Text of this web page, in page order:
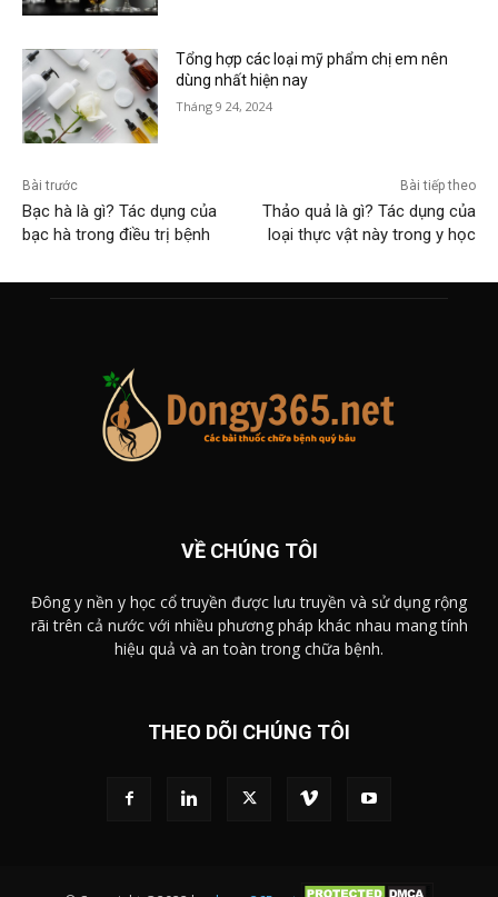
Tổng hợp các loại mỹ phẩm chị em nên
dùng nhất hiện nay
Tháng 9 24, 2024
Bài trước
Bạc hà là gì? Tác dụng của
bạc hà trong điều trị bệnh
Bài tiếp theo
Thảo quả là gì? Tác dụng của
loại thực vật này trong y học
VỀ CHÚNG TÔI
Đông y nền y học cổ truyền được lưu truyền và sử dụng rộng
rãi trên cả nước với nhiều phương pháp khác nhau mang tính
hiệu quả và an toàn trong chữa bệnh.
THEO DÕI CHÚNG TÔI